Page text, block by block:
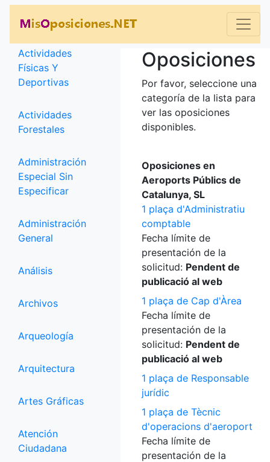
Categorías
Actividades
Físicas Y
Deportivas
Actividades
Forestales
Administración
Especial Sin
Especificar
Administración
General
Análisis
Archivos
Arqueología
Arquitectura
Artes Gráficas
Atención
Ciudadana
Oposiciones
Por favor, seleccione una
categoría de la lista para
ver las oposiciones
disponibles.
Oposiciones en
Aeroports Públics de
Catalunya, SL
1 plaça d'Administratiu
comptable
Fecha límite de
presentación de la
solicitud: Pendent de
publicació al web
1 plaça de Cap d'Àrea
Fecha límite de
presentación de la
solicitud: Pendent de
publicació al web
1 plaça de Responsable
jurídic
1 plaça de Tècnic
d'operacions d'aeroport
Fecha límite de
presentación de la